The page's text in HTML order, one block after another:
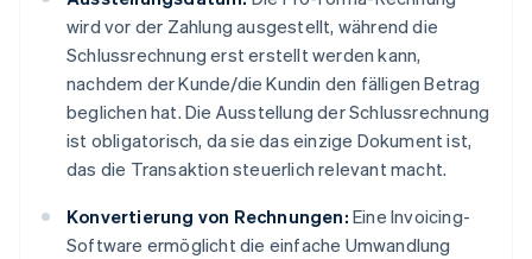
wird vor der Zahlung ausgestellt, während die
Schlussrechnung erst erstellt werden kann,
nachdem der Kunde/die Kundin den fälligen Betrag
beglichen hat. Die Ausstellung der Schlussrechnung
ist obligatorisch, da sie das einzige Dokument ist,
das die Transaktion steuerlich relevant macht.
Konvertierung von Rechnungen: Eine Invoicing-
Software ermöglicht die einfache Umwandlung